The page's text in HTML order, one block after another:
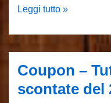
Coupon
a
soli
Leggi tutto »
Coupon –
scontate del